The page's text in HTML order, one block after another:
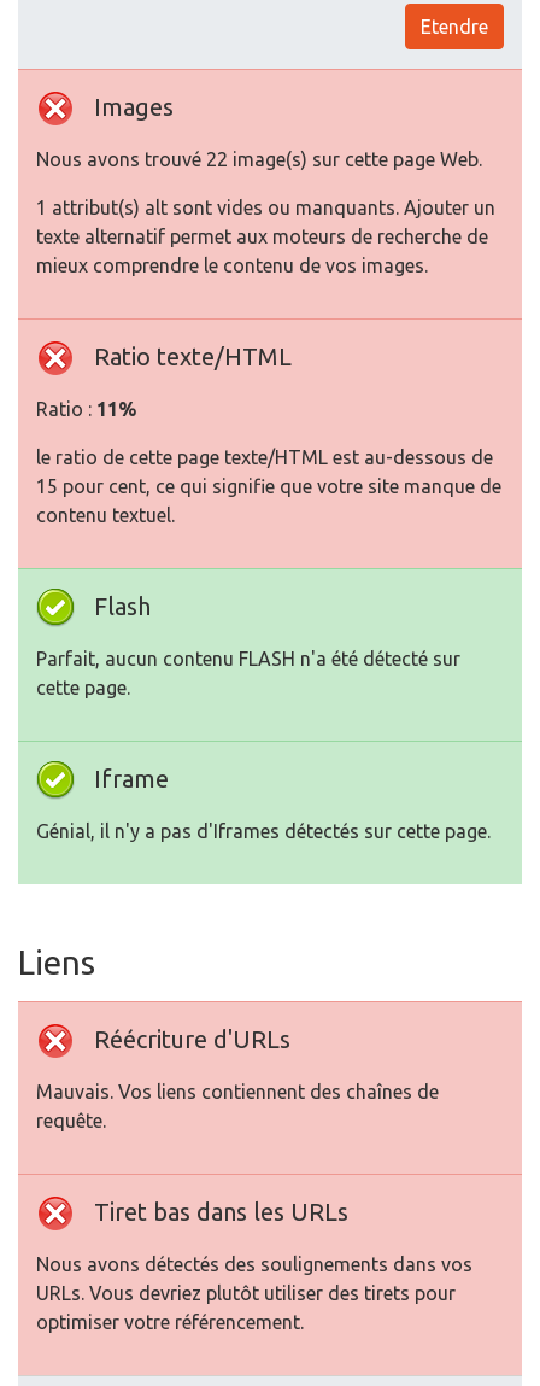
Etendre
Images
Nous avons trouvé 22 image(s) sur cette page Web.
1 attribut(s) alt sont vides ou manquants. Ajouter un
texte alternatif permet aux moteurs de recherche de
mieux comprendre le contenu de vos images.
Ratio texte/HTML
Ratio : 11%
le ratio de cette page texte/HTML est au-dessous de
15 pour cent, ce qui signifie que votre site manque de
contenu textuel.
Flash
Parfait, aucun contenu FLASH n'a été détecté sur
cette page.
Iframe
Génial, il n'y a pas d'Iframes détectés sur cette page.
Liens
Réécriture d'URLs
Mauvais. Vos liens contiennent des chaînes de
requête.
Tiret bas dans les URLs
Nous avons détectés des soulignements dans vos
URLs. Vous devriez plutôt utiliser des tirets pour
optimiser votre référencement.